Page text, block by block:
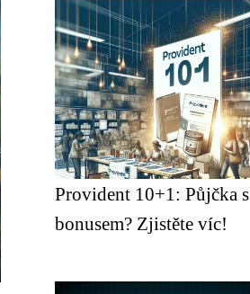
Provident 10+1: Půjčka s
bonusem? Zjistěte víc!